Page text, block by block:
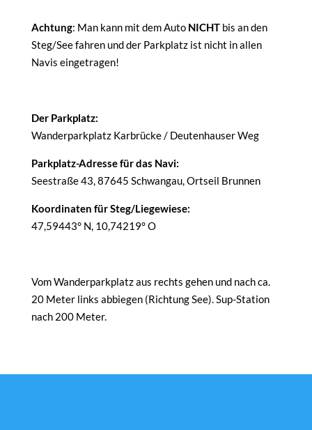
Achtung: Man kann mit dem Auto NICHT bis an den
Steg/See fahren und der Parkplatz ist nicht in allen
Navis eingetragen!
Der Parkplatz:
Wanderparkplatz Karbrücke / Deutenhauser Weg
Parkplatz-Adresse für das Navi:
Seestraße 43, 87645 Schwangau, Ortseil Brunnen
Koordinaten für Steg/Liegewiese:
47,59443° N, 10,74219° O
Vom Wanderparkplatz aus rechts gehen und nach ca.
20 Meter links abbiegen (Richtung See). Sup-Station
nach 200 Meter.